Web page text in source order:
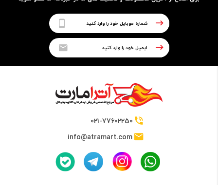
2.3GHz Up to 3.2GHz
021-77602250
info@atramart.com